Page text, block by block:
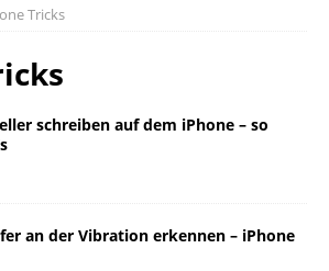
Tricks
schreiben auf dem iPhone – so
an der Vibration erkennen – iPhone